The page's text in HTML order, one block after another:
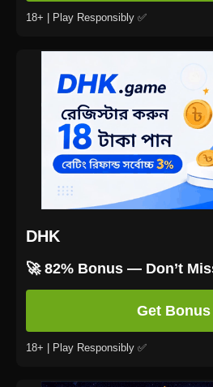
18+ | Play Responsibly ✅
DHK
🚀 82% Bonus — Don’t
Get
18+ | Play Responsibly ✅